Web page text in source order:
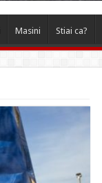
Masini Stiai ca?